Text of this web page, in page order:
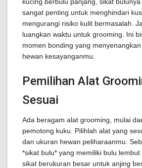
sangat penting untuk menghindari
mengurangi risiko kulit bermasalah.
luangkan waktu untuk grooming. Ini
momen bonding yang
hewan kesayanganmu.
Pemilihan Alat
Sesuai
Ada beragam alat grooming, mulai
pemotong kuku. Pilihlah alat yang
dan ukuran hewan peliharaanmu.
*sikat bulu* yang memiliki bulu
sikat berukuran besar untuk anjing